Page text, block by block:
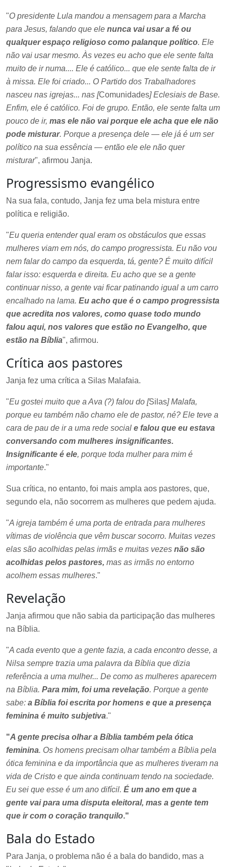
"O presidente Lula mandou a mensagem para a Marcha
para Jesus, falando que ele nunca vai usar a fé ou
qualquer espaço religioso como palanque político. Ele
não vai usar mesmo. Às vezes eu acho que ele sente falta
muito de ir numa.... Ele é católico... que ele sente falta de ir
à missa. Ele foi criado... O Partido dos Trabalhadores
nasceu nas igrejas... nas [Comunidades] Eclesiais de Base.
Enfim, ele é católico. Foi de grupo. Então, ele sente falta um
pouco de ir, mas ele não vai porque ele acha que ele não
pode misturar. Porque a presença dele — ele já é um ser
político na sua essência — então ele ele não quer
misturar", afirmou Janja.
Progressismo evangélico
Na sua fala, contudo, Janja fez uma bela mistura entre
política e religião.
"Eu queria entender qual eram os obstáculos que essas
mulheres viam em nós, do campo progressista. Eu não vou
nem falar do campo da esquerda, tá, gente? É muito difícil
falar isso: esquerda e direita. Eu acho que se a gente
continuar nisso, a gente vai ficar patinando igual a um carro
encalhado na lama. Eu acho que é o campo progressista
que acredita nos valores, como quase todo mundo
falou aqui, nos valores que estão no Evangelho, que
estão na Bíblia", afirmou.
Crítica aos pastores
Janja fez uma crítica a Silas Malafaia.
"Eu gostei muito que a Ava (?) falou do [Silas] Malafa,
porque eu também não chamo ele de pastor, né? Ele teve a
cara de pau de ir a uma rede social e falou que eu estava
conversando com mulheres insignificantes.
Insignificante é ele, porque toda mulher para mim é
importante."
Sua crítica, no entanto, foi mais ampla aos pastores, que,
segundo ela, não socorrem as mulheres que pedem ajuda.
"A igreja também é uma porta de entrada para mulheres
vítimas de violência que vêm buscar socorro. Muitas vezes
elas são acolhidas pelas irmãs e muitas vezes não são
acolhidas pelos pastores, mas as irmãs no entorno
acolhem essas mulheres."
Revelação
Janja afirmou que não sabia da participação das mulheres
na Bíblia.
"A cada evento que a gente fazia, a cada encontro desse, a
Nilsa sempre trazia uma palavra da Bíblia que dizia
referência a uma mulher... De como as mulheres aparecem
na Bíblia. Para mim, foi uma revelação. Porque a gente
sabe: a Bíblia foi escrita por homens e que a presença
feminina é muito subjetiva."
"A gente precisa olhar a Bíblia também pela ótica
feminina. Os homens precisam olhar também a Bíblia pela
ótica feminina e da importância que as mulheres tiveram na
vida de Cristo e que ainda continuam tendo na sociedade.
Eu sei que esse é um ano difícil. É um ano em que a
gente vai para uma disputa eleitoral, mas a gente tem
que ir com o coração tranquilo."
Bala do Estado
Para Janja, o problema não é a bala do bandido, mas a